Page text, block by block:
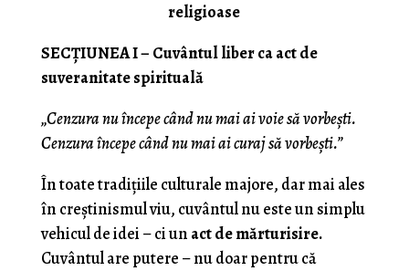
religioase
SECȚIUNEA I – Cuvântul liber ca act de
suveranitate spirituală
„Cenzura nu începe când nu mai ai voie să vorbești.
Cenzura începe când nu mai ai curaj să vorbești.”
În toate tradițiile culturale majore, dar mai ales
în creștinismul viu, cuvântul nu este un simplu
vehicul de idei – ci un act de mărturisire.
Cuvântul are putere – nu doar pentru că